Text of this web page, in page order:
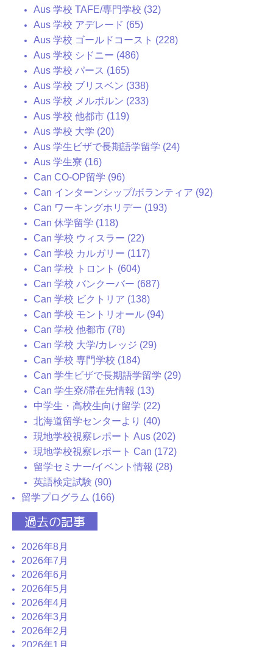
Aus 学校 TAFE/専門学校 (32)
Aus 学校 アデレード (65)
Aus 学校 ゴールドコースト (228)
Aus 学校 シドニー (486)
Aus 学校 パース (165)
Aus 学校 ブリスベン (338)
Aus 学校 メルボルン (233)
Aus 学校 他都市 (119)
Aus 学校 大学 (20)
Aus 学生ビザで長期語学留学 (24)
Aus 学生寮 (16)
Can CO-OP留学 (96)
Can インターンシップ/ボランティア (92)
Can ワーキングホリデー (193)
Can 休学留学 (118)
Can 学校 ウィスラー (22)
Can 学校 カルガリー (117)
Can 学校 トロント (604)
Can 学校 バンクーバー (687)
Can 学校 ビクトリア (138)
Can 学校 モントリオール (94)
Can 学校 他都市 (78)
Can 学校 大学/カレッジ (29)
Can 学校 専門学校 (184)
Can 学生ビザで長期語学留学 (29)
Can 学生寮/滞在先情報 (13)
中学生・高校生向け留学 (22)
北海道留学センターより (40)
現地学校視察レポート Aus (202)
現地学校視察レポート Can (172)
留学セミナー/イベント情報 (28)
英語検定試験 (90)
留学プログラム (166)
過去の記事
2026年8月
2026年7月
2026年6月
2026年5月
2026年4月
2026年3月
2026年2月
2026年1月